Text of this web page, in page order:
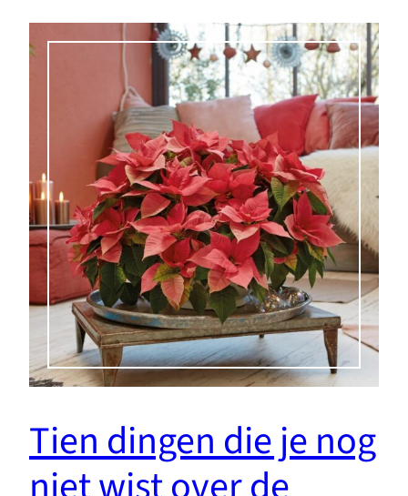
Tien dingen die je nog